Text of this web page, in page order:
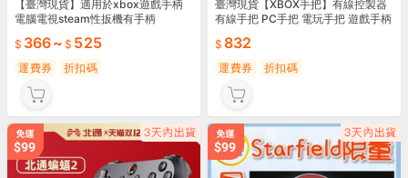
【臺灣現貨】適用於xbox遊戲手柄
電腦電視steam性扳機有手柄
366~ 525
運費券 折扣碼
臺灣現貨【XBOX手把】有線控製器
有線手把 PC手把 電玩手把 遊戲手柄
832
運費券 折扣碼